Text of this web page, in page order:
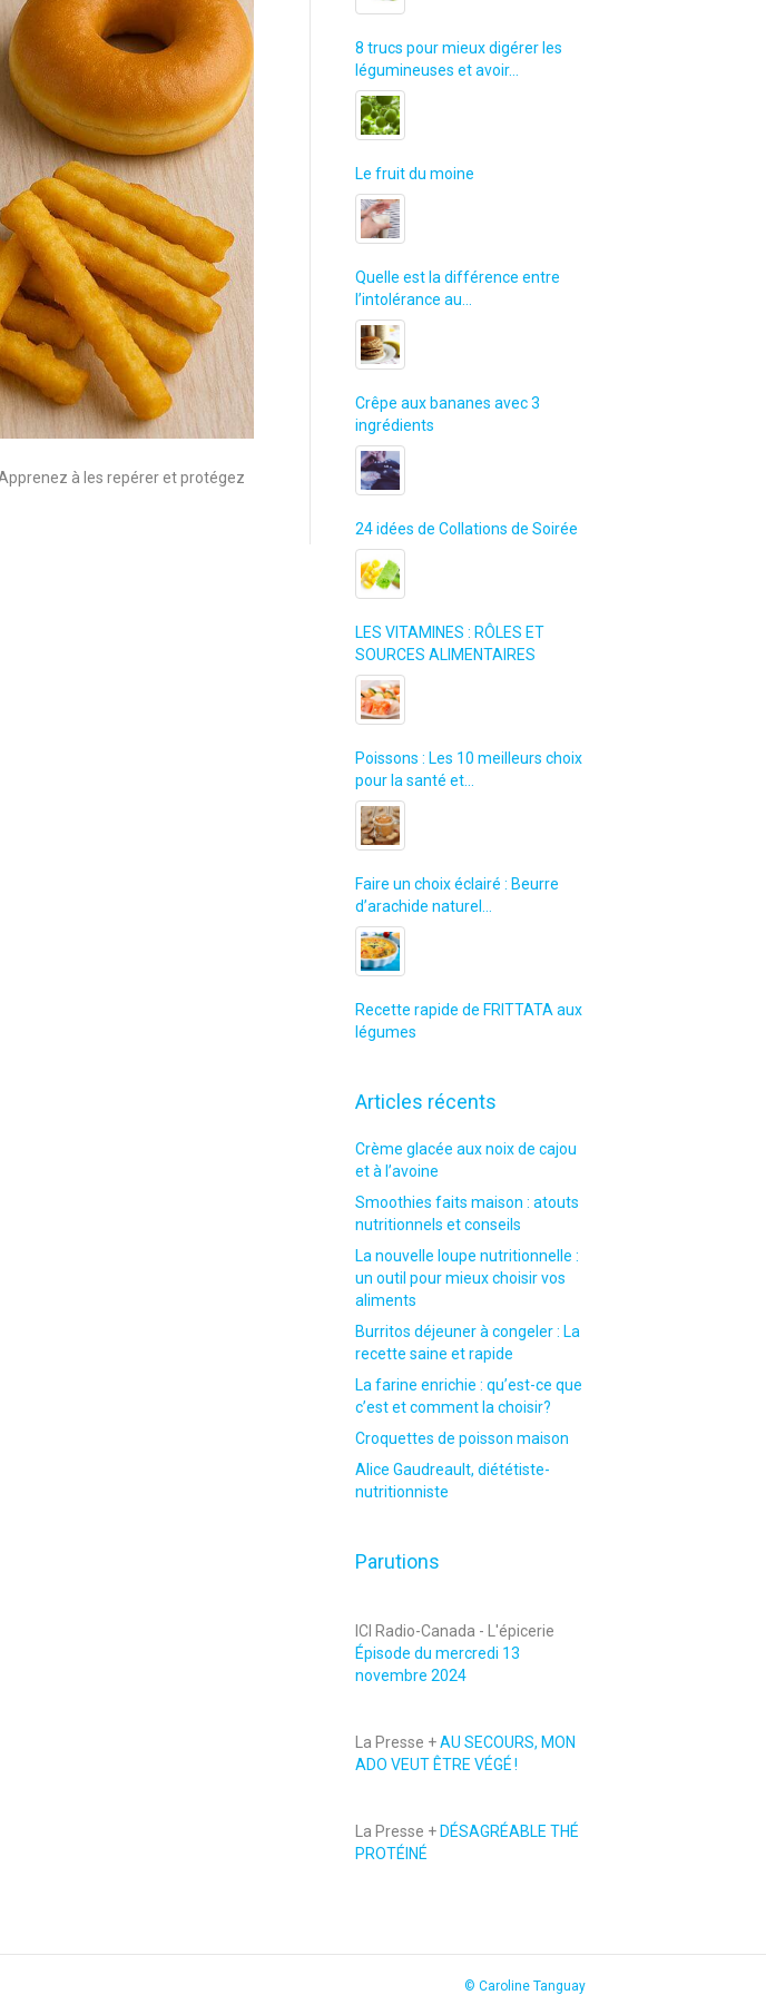
à les repérer et protégez
8 trucs pour mieux digérer les
légumineuses et avoir…
Le fruit du moine
Quelle est la différence entre
l’intolérance au…
Crêpe aux bananes avec 3
ingrédients
24 idées de Collations de Soirée
LES VITAMINES : RÔLES ET
SOURCES ALIMENTAIRES
Poissons : Les 10 meilleurs choix
pour la santé et…
Faire un choix éclairé : Beurre
d’arachide naturel…
Recette rapide de FRITTATA aux
légumes
Articles récents
Crème glacée aux noix de cajou
et à l’avoine
Smoothies faits maison : atouts
nutritionnels et conseils
La nouvelle loupe nutritionnelle :
un outil pour mieux choisir vos
aliments
Burritos déjeuner à congeler : La
recette saine et rapide
La farine enrichie : qu’est-ce que
c’est et comment la choisir?
Croquettes de poisson maison
Alice Gaudreault, diététiste-
nutritionniste
Parutions
ICI Radio-Canada - L'épicerie
Épisode du mercredi 13
novembre 2024
La Presse +AU SECOURS, MON
ADO VEUT ÊTRE VÉGÉ !
La Presse + DÉSAGRÉABLE THÉ
PROTÉINÉ
© Caroline Tanguay